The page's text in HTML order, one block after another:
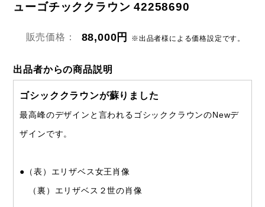
ューゴチッククラウン 42258690
販売価格： 88,000円 ※出品者様による価格設定です。
出品者からの商品説明
ゴシッククラウンが蘇りました
最高峰のデザインと言われるゴシッククラウンのNewデ
ザインです。
●（表）エリザベス女王肖像
（裏）エリザベス２世の肖像